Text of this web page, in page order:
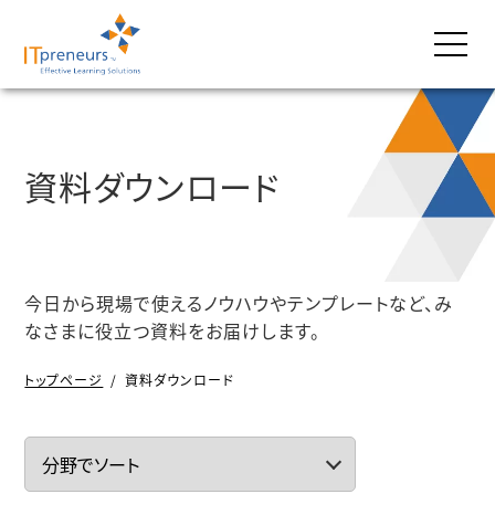
資料ダウンロード
今日から現場で使えるノウハウやテンプレートなど、み
なさまに役立つ資料をお届けします。
トップページ /資料ダウンロード